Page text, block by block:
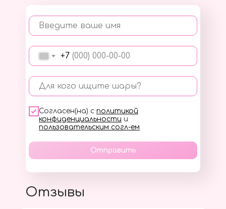
Введите ваше имя
+7
Для кого ищите шары?
Согласен(на) с политикой
конфиденциальности и
пользовательским согл-ем
Отправить
Отзывы